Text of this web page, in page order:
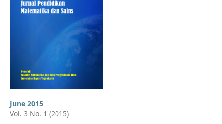
June 2015
Vol. 3 No. 1 (2015)